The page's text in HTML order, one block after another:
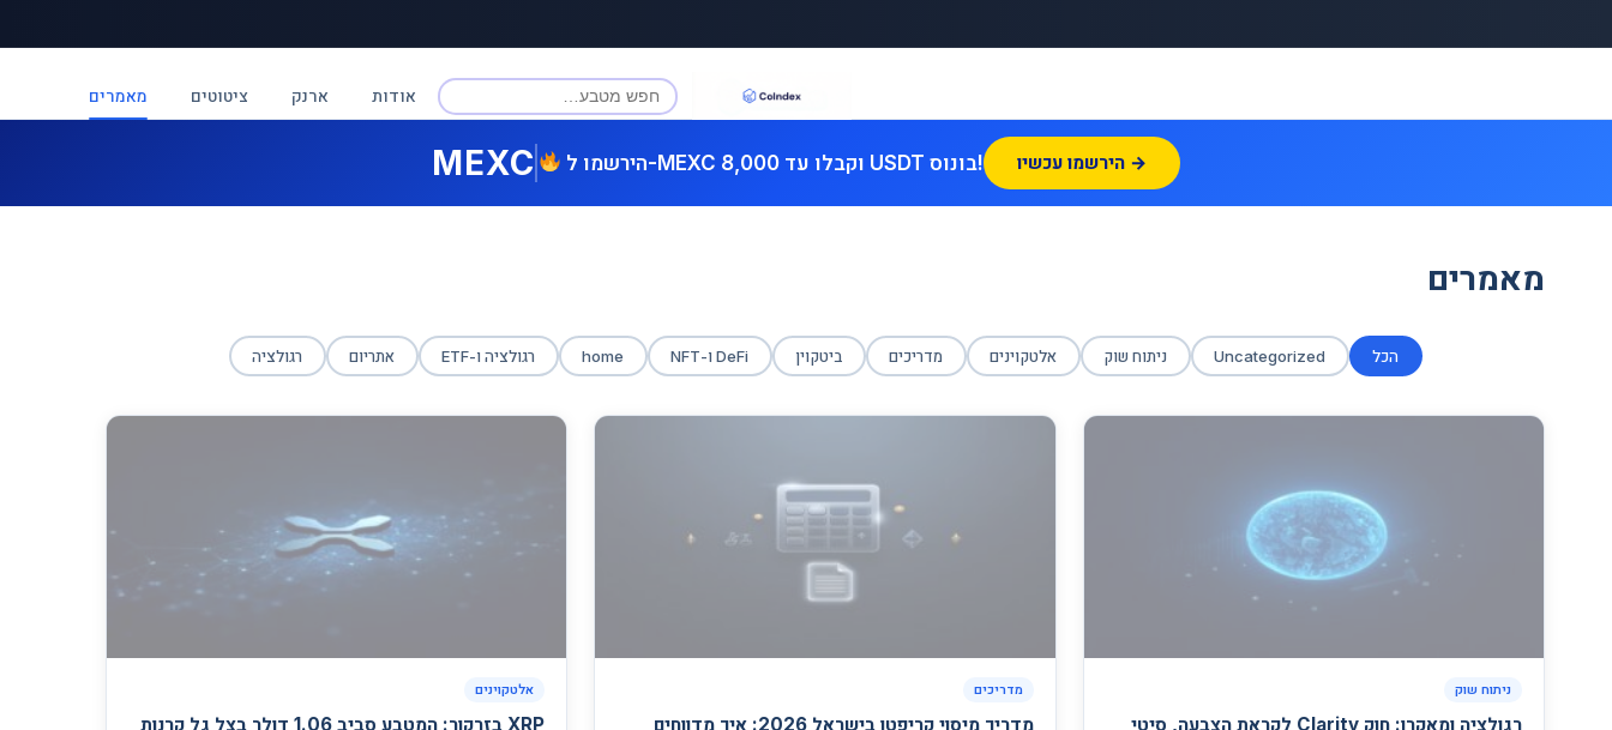
אודות ארנק ציטוטים מאמרים
MEXC הירשמו ל-MEXC וקבלו עד 8,000 USDT בונוס! הירשמו עכשיו →
מאמרים
הכל Uncategorized ניתוח שוק אלטקוינים מדריכים ביטקוין DeFi ו-NFT home רגולציה ו-ETF אתריום רגולציה
ניתוח שוק
רגולציה ומאקרו: חוק Clarity לקראת הצבעה, סיטי
מדריכים
מדריך מיסוי קריפטו בישראל 2026: איך מדווחים
אלטקוינים
XRP בזרקור: המטבע סביב 1.06 דולר בצל גל קרנות